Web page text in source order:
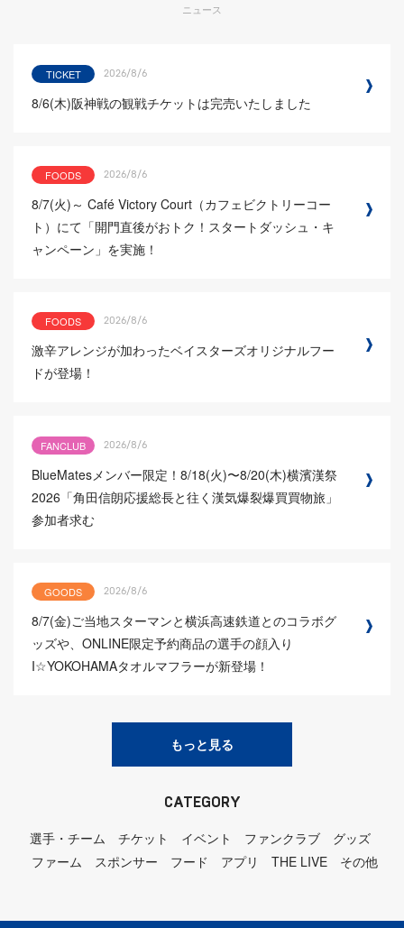
ニュース
TICKET 2026/8/6
8/6(木)阪神戦の観戦チケットは完売いたしました
FOODS 2026/8/6
8/7(火)～ Café Victory Court（カフェビクトリーコー
ト）にて「開門直後がおトク！スタートダッシュ・キ
ャンペーン」を実施！
FOODS 2026/8/6
激辛アレンジが加わったベイスターズオリジナルフー
ドが登場！
FANCLUB 2026/8/6
BlueMatesメンバー限定！8/18(火)〜8/20(木)横濱漢祭
2026「角田信朗応援総長と往く漢気爆裂爆買買物旅」
参加者求む
GOODS 2026/8/6
8/7(金)ご当地スターマンと横浜高速鉄道とのコラボグ
ッズや、ONLINE限定予約商品の選手の顔入り
I☆YOKOHAMAタオルマフラーが新登場！
もっと見る
CATEGORY
選手・チーム チケット イベント ファンクラブ
グッズ
ファーム
スポンサー フード アプリ THE LIVE その他